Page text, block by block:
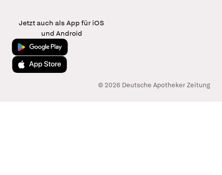
Jetzt auch als App für iOS
und Android
Jetzt bei Google Play
Laden im App Store
© 2026 Deutsche Apotheker Zeitung